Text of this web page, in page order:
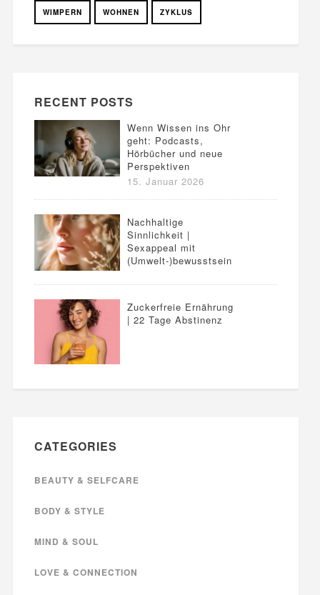
WIMPERN WOHNEN ZYKLUS
RECENT POSTS
Wenn Wissen ins Ohr
geht: Podcasts,
Hörbücher und neue
Perspektiven
15. Januar 2026
Nachhaltige
Sinnlichkeit |
Sexappeal mit
(Umwelt-)bewusstsein
Zuckerfreie Ernährung
| 22 Tage Abstinenz
CATEGORIES
BEAUTY & SELFCARE
BODY & STYLE
MIND & SOUL
LOVE & CONNECTION